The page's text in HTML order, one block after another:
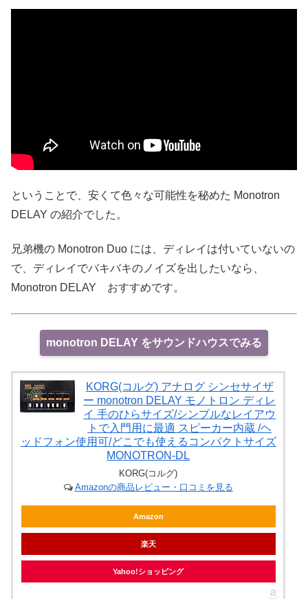
ということで、安くて色々な可能性を秘めた Monotron
DELAY の紹介でした。
兄弟機の Monotron Duo には、ディレイは付いていないの
で、ディレイでバキバキのノイズを出したいなら、
Monotron DELAY おすすめです。
monotron DELAY をサウンドハウスでみる
KORG(コルグ) アナログ シンセサイザ
ー monotron DELAY モノトロン ディレ
イ 手のひらサイズ/シンプルなレイアウ
トで入門用に最適 スピーカー内蔵 /ヘ
ッドフォン使用可/どこでも使えるコンパクトサイズ
MONOTRON-DL
KORG(コルグ)
Amazonの商品レビュー・口コミを見る
Amazon
楽天
Yahoo!ショッピング